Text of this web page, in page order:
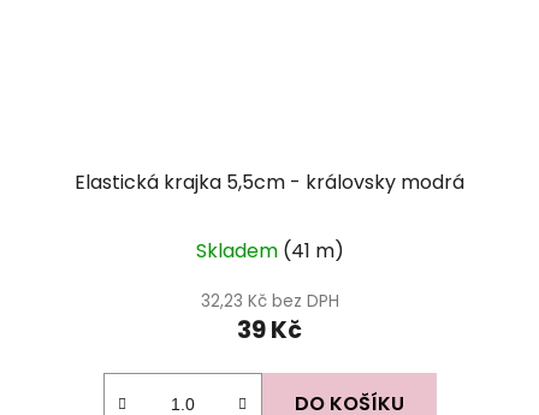
Elastická krajka 5,5cm - královsky modrá
Skladem (41 m)
32,23 Kč bez DPH
39 Kč
DO KOŠÍKU